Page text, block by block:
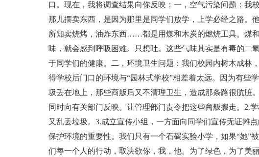
口。现在，我将调查结果向你反映：一，空气污染问题：我
那儿摆卖东西，是因为那里是同学们放学，上学必经之路
所知卖烧烤，油炸东西……都是用煤和木炭的燃烧工具。煤
味，就会感到呼吸困难。只想吐。这些气味其实是有毒的二
于同学们的健康。二，环境卫生问题：我们校园内树木成林
得学校后门口的环境与“园林式学校”相差着太远。因为有些
圾丢在地上，那些商舨后又不清理卫生，造成那条路很肮脏
同时向有关部门反映。让管理部门责令把这些商舨搬走。2.
又乱丢垃圾。3.成立宣传小组，一方面向同学们宣传无证摊
保护环境的重要性。我们只有一个石碣实验小学，如果“她
们每一个人的行动，取决欲你，我，他。为了绿色，为了美